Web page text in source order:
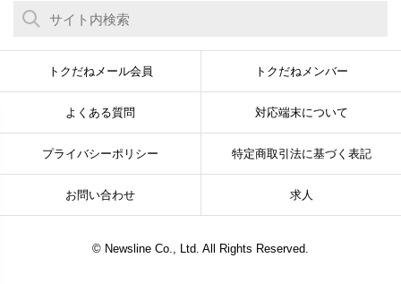
トクだねメール会員 トクだねメンバー
よくある質問 対応端末について
プライバシーポリシー 特定商取引法に基づく表記
お問い合わせ 求人
© Newsline Co., Ltd. All Rights Reserved.